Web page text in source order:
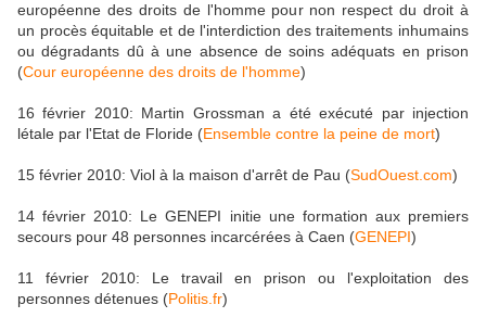
européenne des droits de l'homme pour non respect du droit à
un procès équitable et de l'interdiction des traitements inhumains
ou dégradants dû à une absence de soins adéquats en prison
(Cour européenne des droits de l'homme)
16 février 2010: Martin Grossman a été exécuté par injection
létale par l'Etat de Floride (Ensemble contre la peine de mort)
15 février 2010: Viol à la maison d'arrêt de Pau (SudOuest.com)
14 février 2010: Le GENEPI initie une formation aux premiers
secours pour 48 personnes incarcérées à Caen (GENEPI)
11 février 2010: Le travail en prison ou l'exploitation des
personnes détenues (Politis.fr)